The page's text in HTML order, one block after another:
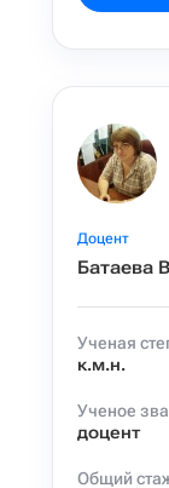
Доцент
Батаева
Ученая
к.м.н.
Ученое
доцент
Общий